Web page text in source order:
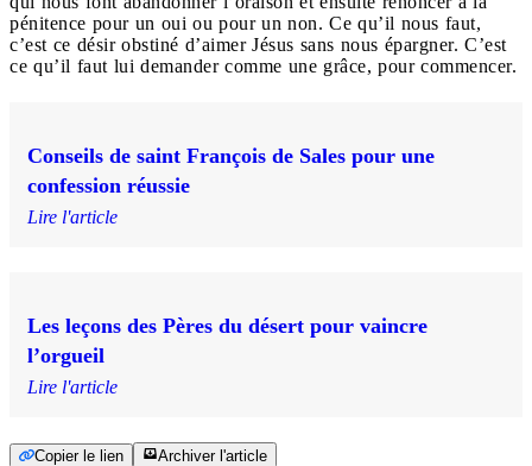
pénitence pour un oui ou pour un non. Ce qu’il nous faut,
c’est ce désir obstiné d’aimer Jésus sans nous épargner. C’est
ce qu’il faut lui demander comme une grâce, pour commencer.
Conseils de saint François de Sales pour une
confession réussie
Lire l'article
Les leçons des Pères du désert pour vaincre
l’orgueil
Lire l'article
Copier le lien Archiver l'article